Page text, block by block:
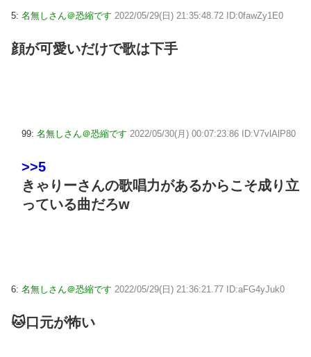
5: 名無しさん＠恐縮です 2022/05/29(日) 21:35:48.72 ID:0fawZy1E0
顔が可愛いだけで歌は下手
99: 名無しさん＠恐縮です 2022/05/30(月) 00:07:23.86 ID:V7vlAlP80
>>5
きゃりーさんの歌唱力があるからこそ成り立
っている曲だろw
6: 名無しさん＠恐縮です 2022/05/29(日) 21:36:21.77 ID:aFG4yJuk0
🐱口元が怖い